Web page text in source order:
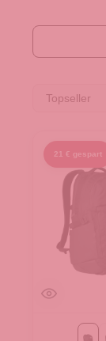
21 € gespart